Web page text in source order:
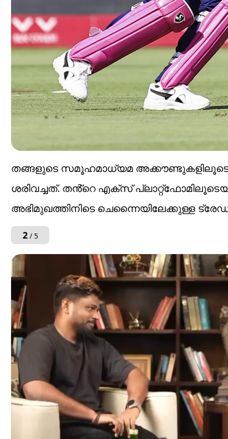
തങ്ങളുടെ സമൂഹമാധ്യമ
ശരിവച്ചത്. തൻ്റെ എക്സ്
അഭിമുഖത്തിനിടെ ചെന്നൈയിലേക്കുള്ള ട്രേഡ്
2/ 5